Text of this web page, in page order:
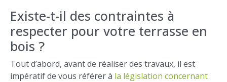
Existe-t-il des contraintes à
respecter pour votre terrasse en
bois ?
Tout d’abord, avant de réaliser des travaux, il est
impératif de vous référer à la législation concernant